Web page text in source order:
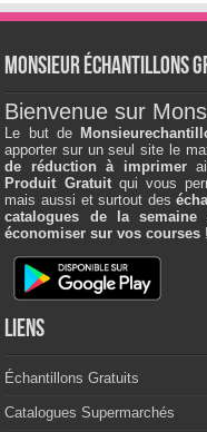
Monsieur échantillons
Bienvenue sur
Le but de
apporter sur un seul site le
de réduction à imprimer
Produit Gratuitqui vous
mais aussi et surtout des
catalogues de la semaine
économiser sur vos courses !
Liens
Échantillons Gratuits
Catalogues Supermarchés